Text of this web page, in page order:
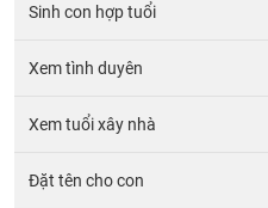
Sinh con hợp tuổi
Xem tình duyên
Xem tuổi xây nhà
Đặt tên cho con